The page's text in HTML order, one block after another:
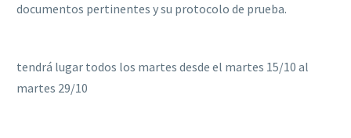
documentos pertinentes y su protocolo de prueba.
tendrá lugar todos los martes desde el martes 15/10 al
martes 29/10